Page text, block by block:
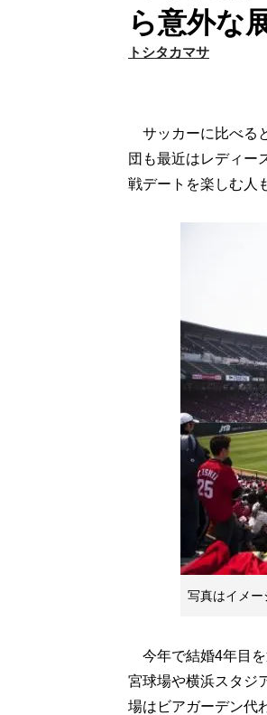
ら意外な
トシタカマサ
サッカーに比べる
団も最近はレディー
戦デートを楽しむ人
写真はイメー
今年で結婚4年目を
宮球場や横浜スタジ
場はビアガーデン代